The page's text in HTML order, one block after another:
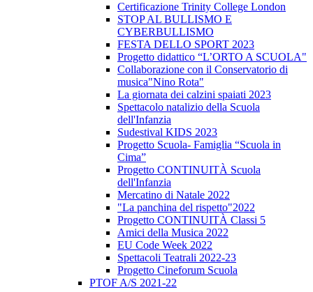
Certificazione Trinity College London
STOP AL BULLISMO E
CYBERBULLISMO
FESTA DELLO SPORT 2023
Progetto didattico “L’ORTO A SCUOLA"
Collaborazione con il Conservatorio di
musica"Nino Rota"
La giornata dei calzini spaiati 2023
Spettacolo natalizio della Scuola
dell'Infanzia
Sudestival KIDS 2023
Progetto Scuola- Famiglia “Scuola in
Cima”
Progetto CONTINUITÀ Scuola
dell'Infanzia
Mercatino di Natale 2022
"La panchina del rispetto"2022
Progetto CONTINUITÀ Classi 5
Amici della Musica 2022
EU Code Week 2022
Spettacoli Teatrali 2022-23
Progetto Cineforum Scuola
PTOF A/S 2021-22